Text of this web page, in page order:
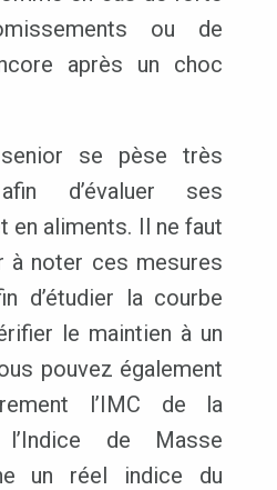
ou de
après un choc
se pèse très
d’évaluer ses
en aliments. Il ne faut
à noter ces mesures
d’étudier la courbe
le maintien à un
pouvez également
l’IMC de la
de Masse
un réel indice du